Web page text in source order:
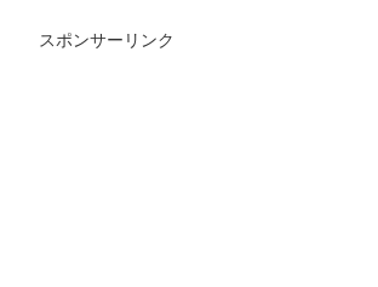
スポンサーリンク